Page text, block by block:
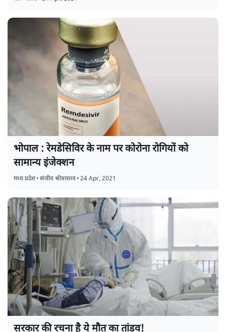
भोपाल : रेमडेसिविर के नाम पर कोरोना रोगियों को
सामान्य इंजेक्शन
मध्य प्रदेश•संजीव श्रीवास्तव•24 Apr, 2021
सरकार की रचना है ये मौत का तांडव!